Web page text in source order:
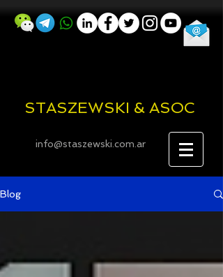
STASZEWSKI & ASOC
info@staszewski.com.ar
Blog